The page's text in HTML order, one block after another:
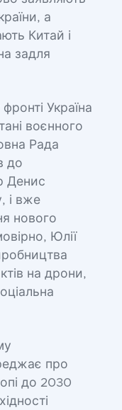
а
Китай і
задля
Україна
воєнного
Рада
до
Денис
і вже
нового
Юлії
на дрони,
про
до 2030